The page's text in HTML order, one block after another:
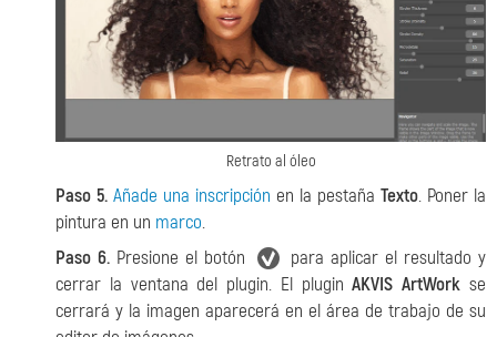
Retrato al óleo
Paso 5. Añade una inscripción en la pestaña Texto. Poner la
pintura en un marco.
Paso 6. Presione el botón
para aplicar el resultado y
cerrar la ventana del plugin. El pluginAKVIS ArtWork se
cerrará y la imagen aparecerá en el área de trabajo de su